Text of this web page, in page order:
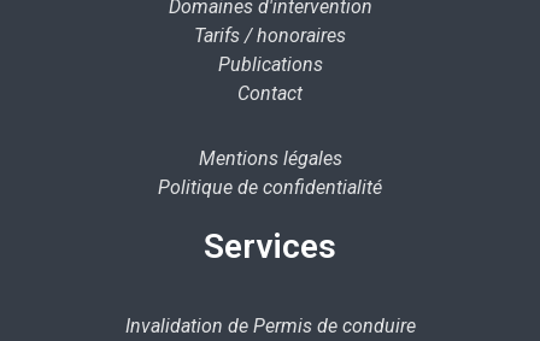
Domaines d'intervention
Tarifs / honoraires
Publications
Contact
Mentions légales
Politique de confidentialité
Services
Invalidation de Permis de conduire